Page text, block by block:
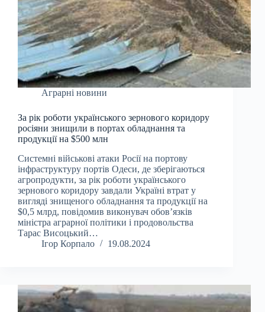
Аграрні новини
За рік роботи українського зернового коридору
росіяни знищили в портах обладнання та
продукції на $500 млн
Системні військові атаки Росії на портову
інфраструктуру портів Одеси, де зберігаються
агропродукти, за рік роботи українського
зернового коридору завдали Україні втрат у
вигляді знищеного обладнання та продукції на
$0,5 млрд, повідомив виконувач обов’язків
міністра аграрної політики і продовольства
Тарас Висоцький…
Ігор Корпало
19.08.2024